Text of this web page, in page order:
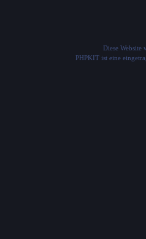
Diese Website
PHPKIT ist eine